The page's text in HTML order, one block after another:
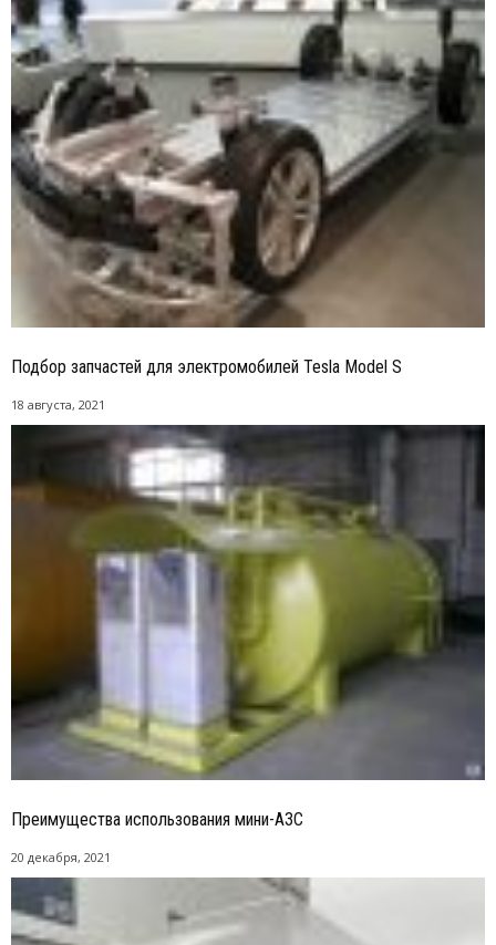
Подбор запчастей для электромобилей Tesla Model S
18 августа, 2021
Преимущества использования мини-АЗС
20 декабря, 2021